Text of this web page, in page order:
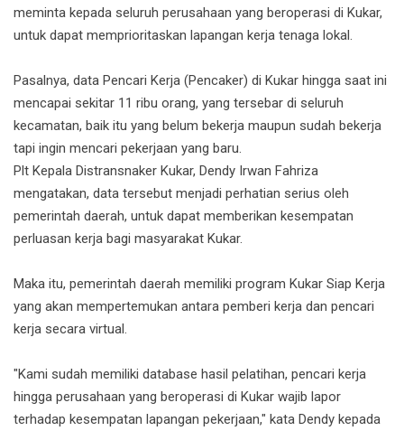
meminta kepada seluruh perusahaan yang beroperasi di Kukar,
untuk dapat memprioritaskan lapangan kerja tenaga lokal.
Pasalnya, data Pencari Kerja (Pencaker) di Kukar hingga saat ini
mencapai sekitar 11 ribu orang, yang tersebar di seluruh
kecamatan, baik itu yang belum bekerja maupun sudah bekerja
tapi ingin mencari pekerjaan yang baru.
Plt Kepala Distransnaker Kukar, Dendy Irwan Fahriza
mengatakan, data tersebut menjadi perhatian serius oleh
pemerintah daerah, untuk dapat memberikan kesempatan
perluasan kerja bagi masyarakat Kukar.
Maka itu, pemerintah daerah memiliki program Kukar Siap Kerja
yang akan mempertemukan antara pemberi kerja dan pencari
kerja secara virtual.
"Kami sudah memiliki database hasil pelatihan, pencari kerja
hingga perusahaan yang beroperasi di Kukar wajib lapor
terhadap kesempatan lapangan pekerjaan," kata Dendy kepada